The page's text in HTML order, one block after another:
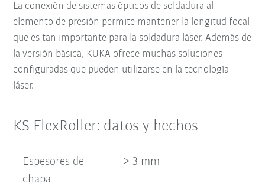
La conexión de sistemas ópticos de soldadura al
elemento de presión permite mantener la longitud focal
que es tan importante para la soldadura láser. Además de
la versión básica, KUKA ofrece muchas soluciones
configuradas que pueden utilizarse en la tecnología
láser.
KS FlexRoller: datos y hechos
Espesores de
chapa
> 3 mm